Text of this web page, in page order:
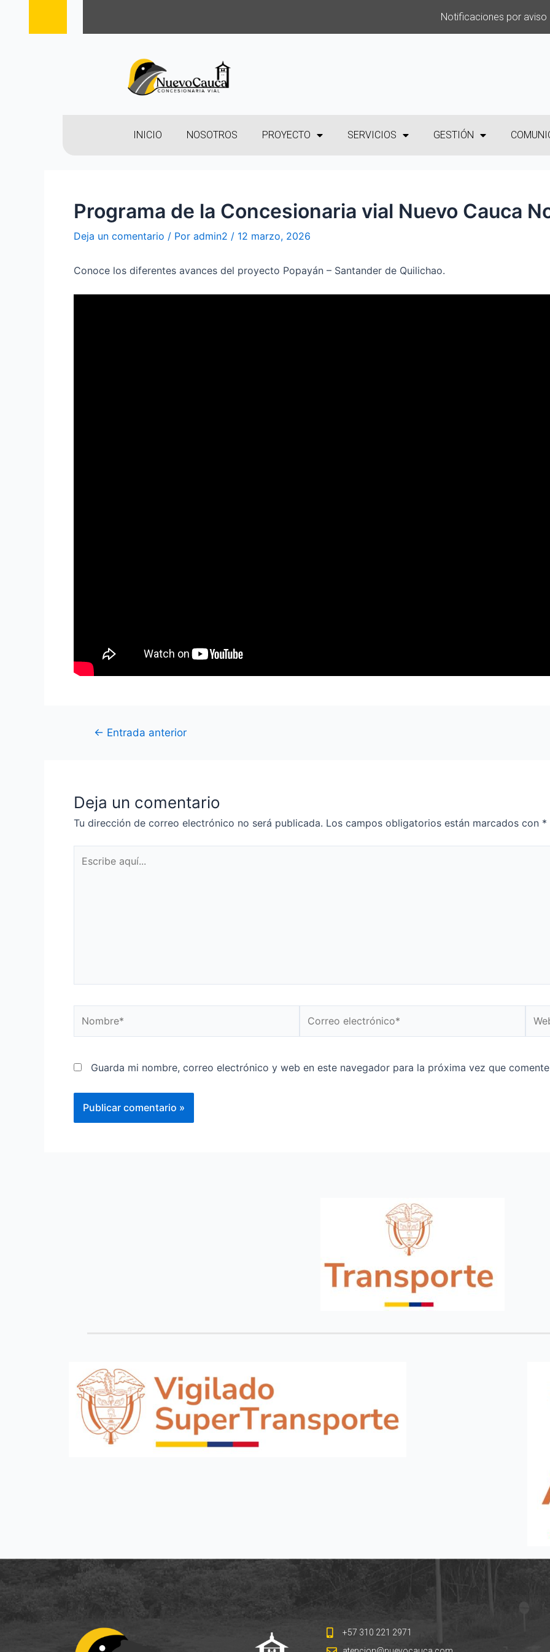
Notificaciones por aviso
INICIO NOSOTROS PROYECTO SERVICIOS GESTIÓN
Programa de la Concesionaria vial Nuevo Cauca
Deja un comentario / Por admin2 / 12 marzo, 2026
Conoce los diferentes avances del proyecto Popayán – Santander de Quilichao.
← Entrada anterior
Deja un comentario
Tu dirección de correo electrónico no será publicada. Los campos obligatorios están marcados con *
Guarda mi nombre, correo electrónico y web en este navegador para la próxima vez que
+57 310 221 2971